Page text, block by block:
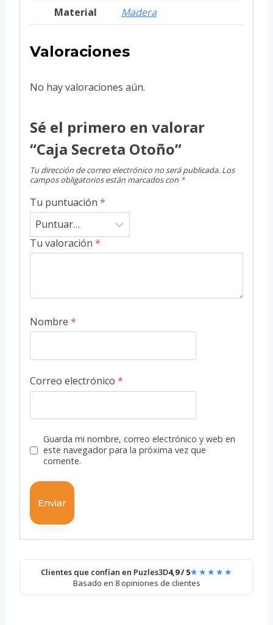
Material Madera
Valoraciones
No hay valoraciones aún.
Sé el primero en valorar
“Caja Secreta Otoño”
Tu dirección de correo electrónico no será publicada. Los
campos obligatorios están marcados con *
Tu puntuación *
Tu valoración *
Nombre *
Correo electrónico *
Guarda mi nombre, correo electrónico y web en
este navegador para la próxima vez que
comente.
Clientes que confían en Puzles3D4,9 / 5★★★★★
Basado en 8 opiniones de clientes